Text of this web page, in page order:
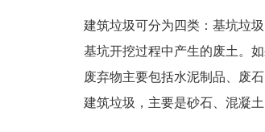
建筑垃圾可分为四类：基坑垃
基坑开挖过程中产生的废土。
废弃物主要包括水泥制品、废
建筑垃圾，主要是砂石、混凝